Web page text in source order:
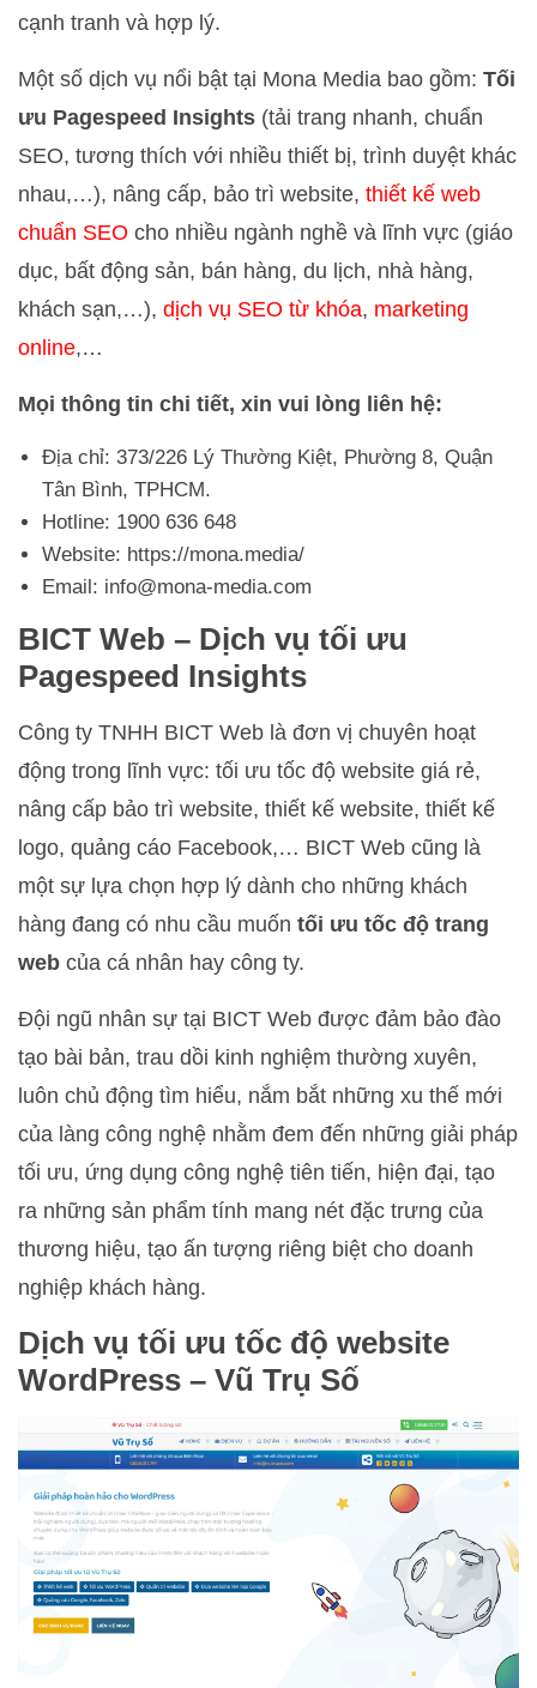
cạnh tranh và hợp lý.
Một số dịch vụ nổi bật tại Mona Media bao gồm: Tối
ưu Pagespeed Insights (tải trang nhanh, chuẩn
SEO, tương thích với nhiều thiết bị, trình duyệt khác
nhau,…), nâng cấp, bảo trì website, thiết kế web
chuẩn SEO cho nhiều ngành nghề và lĩnh vực (giáo
dục, bất động sản, bán hàng, du lịch, nhà hàng,
khách sạn,…), dịch vụ SEO từ khóa, marketing
online,…
Mọi thông tin chi tiết, xin vui lòng liên hệ:
Địa chỉ: 373/226 Lý Thường Kiệt, Phường 8, Quận
Tân Bình, TPHCM.
Hotline: 1900 636 648
Website: https://mona.media/
Email: info@mona-media.com
BICT Web – Dịch vụ tối ưu
Pagespeed Insights
Công ty TNHH BICT Web là đơn vị chuyên hoạt
động trong lĩnh vực: tối ưu tốc độ website giá rẻ,
nâng cấp bảo trì website, thiết kế website, thiết kế
logo, quảng cáo Facebook,… BICT Web cũng là
một sự lựa chọn hợp lý dành cho những khách
hàng đang có nhu cầu muốn tối ưu tốc độ trang
web của cá nhân hay công ty.
Đội ngũ nhân sự tại BICT Web được đảm bảo đào
tạo bài bản, trau dồi kinh nghiệm thường xuyên,
luôn chủ động tìm hiểu, nắm bắt những xu thế mới
của làng công nghệ nhằm đem đến những giải pháp
tối ưu, ứng dụng công nghệ tiên tiến, hiện đại, tạo
ra những sản phẩm tính mang nét đặc trưng của
thương hiệu, tạo ấn tượng riêng biệt cho doanh
nghiệp khách hàng.
Dịch vụ tối ưu tốc độ website
WordPress – Vũ Trụ Số